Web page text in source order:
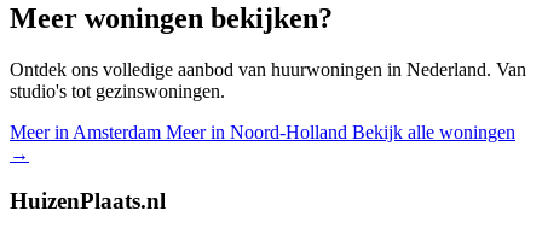
Meer woningen bekijken?
Ontdek ons volledige aanbod van huurwoningen in Nederland. Van
studio's tot gezinswoningen.
Meer in Amsterdam Meer in Noord-Holland Bekijk alle woningen
→
HuizenPlaats.nl